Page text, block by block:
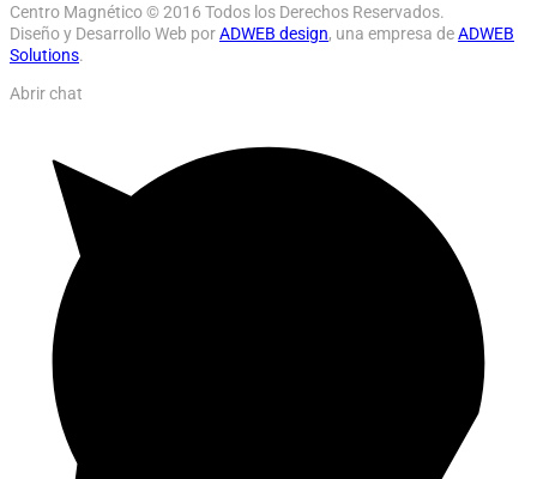
Centro Magnético © 2016 Todos los Derechos Reservados.
Diseño y Desarrollo Web porADWEB design, una empresa deADWEB
Solutions.
Abrir chat